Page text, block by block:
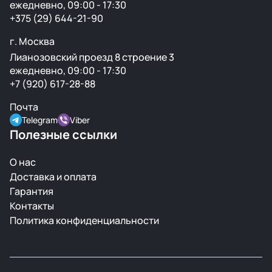
ежедневно, 09:00 - 17:30
+375 (29) 644-21-90
г. Москва
Лианозовский проезд 8 строение 3
ежедневно, 09:00 - 17:30
+7 (920) 617-28-88
Почта
Telegram Viber
Полезные ссылки
О нас
Доставка и оплата
Гарантия
Контакты
Политика конфиденциальности